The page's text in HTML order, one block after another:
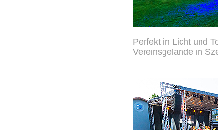
Perfekt in Licht und
Vereinsgelände in